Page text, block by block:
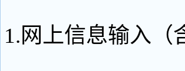
1.网上信息输入